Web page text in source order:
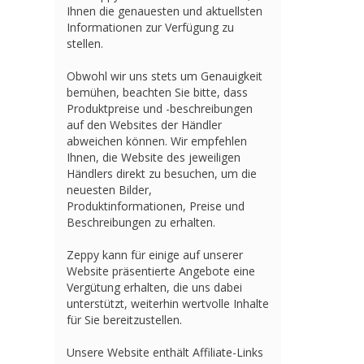
Ihnen die genauesten und aktuellsten
Informationen zur Verfügung zu
stellen.
Obwohl wir uns stets um Genauigkeit
bemühen, beachten Sie bitte, dass
Produktpreise und -beschreibungen
auf den Websites der Händler
abweichen können. Wir empfehlen
Ihnen, die Website des jeweiligen
Händlers direkt zu besuchen, um die
neuesten Bilder,
Produktinformationen, Preise und
Beschreibungen zu erhalten.
Zeppy kann für einige auf unserer
Website präsentierte Angebote eine
Vergütung erhalten, die uns dabei
unterstützt, weiterhin wertvolle Inhalte
für Sie bereitzustellen.
Unsere Website enthält Affiliate-Links